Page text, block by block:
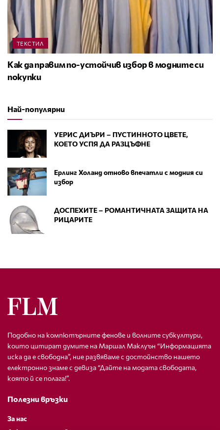
ТЕКСТИЛ
Как да правим по-устойчив избор в модните си
покупки
Най-популярни
УЕРИС ДИЪРИ – ПУСТИННОТО ЦВЕТЕ,
КОЕТО УСПЯ ДА РАЗЦЪФНЕ
Ерлинг Холанд отново впечатли с модния си
избор
ДОСПЕХИТЕ – РОМАНТИЧНАТА ЗАЩИТА НА
РИЦАРИТЕ
Подобно на компютърните фенове и волните субкултури,
които цитират думите на Маршал Маклуън “Информацията
иска да е свободна”, ние развяваме с достойнство нашето
електронно знаме с девиза “Дайте на модата свободата,
която й се полага!”.
Полезни връзки
За нас